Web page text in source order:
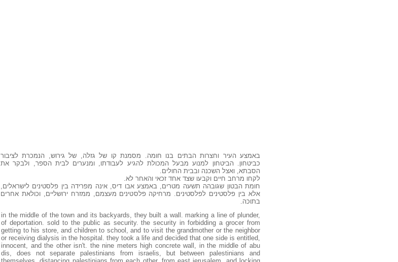
באמצע העיר וחצרות הבתים בנו חומה. מסמנת קו של גזלה, של גירוש, הנמכרת לציבור
כביטחון. הביטחון למנוע מבעל המכולת להגיע לעבודתו, ומנערים לבית הספר, ולבקר את
הסבתא, ואצל השכנה ובבית החולים.
לקחו מרחב חיים וקבעו שצד אחד זכאי והאחר לא.
חומת הבטון שגובהה תשעה מטרים, באמצע אבו דיס, אינה מפרידה בין פלסטינים לישראלים,
אלא בין פלסטינים לפלסטינים. מרחיקה פלסטינים מעצמם, ממזרח ירושליים, וכולאת אחרים
בתוכה.
in the middle of the town and its backyards, they built a wall. marking a line of plunder,
of deportation. sold to the public as security. the security in forbidding a grocer from
getting to his store, and children to school, and to visit the grandmother or the neighbor
or receiving dialysis in the hospital. they took a life and decided that one side is entitled,
innocent, and the other isn't. the nine meters high concrete wall, in the middle of abu
dis, does not separate palestinians from israelis, but between palestinians and